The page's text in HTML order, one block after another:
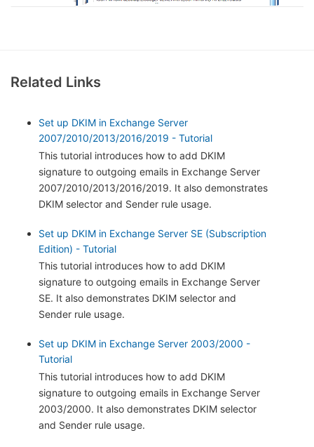
Related Links
Set up DKIM in Exchange Server
2007/2010/2013/2016/2019 - Tutorial
This tutorial introduces how to add DKIM
signature to outgoing emails in Exchange Server
2007/2010/2013/2016/2019. It also demonstrates
DKIM selector and Sender rule usage.
Set up DKIM in Exchange Server SE (Subscription
Edition) - Tutorial
This tutorial introduces how to add DKIM
signature to outgoing emails in Exchange Server
SE. It also demonstrates DKIM selector and
Sender rule usage.
Set up DKIM in Exchange Server 2003/2000 -
Tutorial
This tutorial introduces how to add DKIM
signature to outgoing emails in Exchange Server
2003/2000. It also demonstrates DKIM selector
and Sender rule usage.